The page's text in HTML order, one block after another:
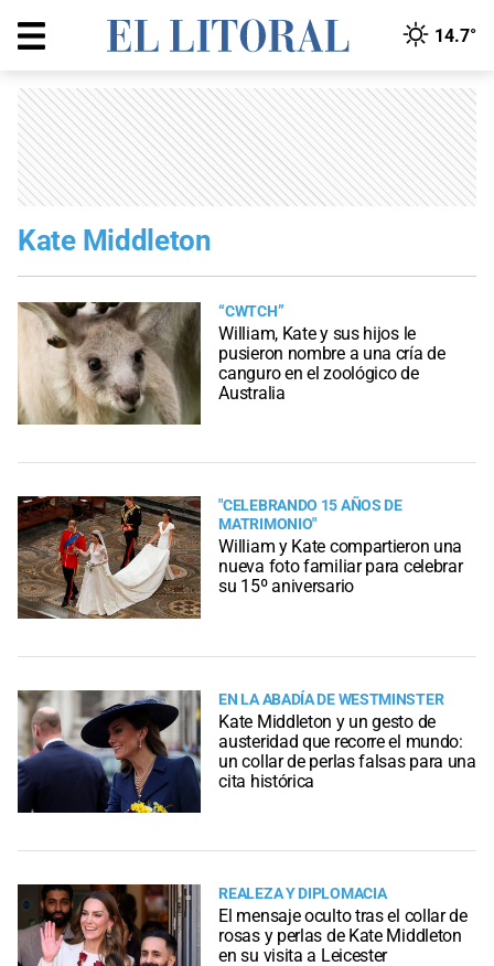
14.7°
Kate Middleton
“CWTCH”
William, Kate y sus hijos le
pusieron nombre a una cría de
canguro en el zoológico de
Australia
"CELEBRANDO 15 AÑOS DE
MATRIMONIO"
William y Kate compartieron una
nueva foto familiar para celebrar
su 15º aniversario
EN LA ABADÍA DE WESTMINSTER
Kate Middleton y un gesto de
austeridad que recorre el mundo:
un collar de perlas falsas para una
cita histórica
REALEZA Y DIPLOMACIA
El mensaje oculto tras el collar de
rosas y perlas de Kate Middleton
en su visita a Leicester